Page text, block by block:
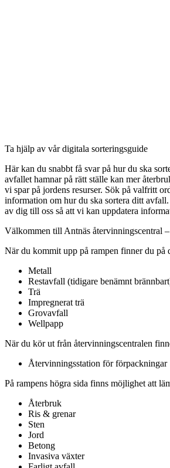
Ta hjälp av vår digitala sorteringsguide
Här kan du snabbt få svar på hur du ska
avfallet hamnar på rätt ställe kan mer
vi spar på jordens resurser. Sök på valfritt
information om hur du ska sortera ditt
av dig till oss så att vi kan uppdatera
Välkommen till Antnäs återvinningscentral
När du kommit upp på rampen finner du på
Metall
Restavfall (tidigare benämnt
Trä
Impregnerat trä
Grovavfall
Wellpapp
När du kör ut från återvinningscentralen
Återvinningsstation för förpackningar
På rampens högra sida finns möjlighet att
Återbruk
Ris & grenar
Sten
Jord
Betong
Invasiva växter